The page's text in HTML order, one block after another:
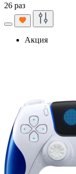
26 раз
Акция